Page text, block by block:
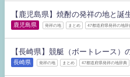
【鹿児島県】焼酎の発祥の地と誕
鹿児島県 発祥の地 まとめ 47都道府県発祥の地辞
【長崎県】競艇（ボートレース）
長崎県 発祥の地 まとめ 47都道府県発祥の地辞典